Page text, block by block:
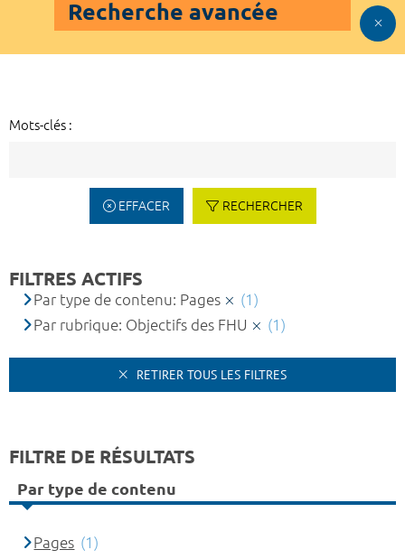
Recherche avancée
Mots-clés :
EFFACER RECHERCHER
FILTRES ACTIFS
Par type de contenu: Pages
(1)
Par rubrique: Objectifs des FHU
(1)
RETIRER TOUS LES FILTRES
FILTRE DE RÉSULTATS
Par type de contenu
Pages (1)